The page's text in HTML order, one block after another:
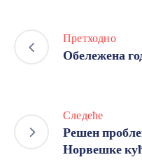
Претходно
Обележена
Следеће
Решен
Норвешке